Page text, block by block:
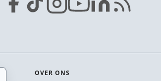
OVER ONS